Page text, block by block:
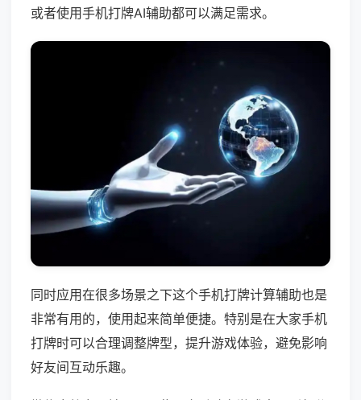
或者使用手机打牌AI辅助都可以满足需求。
同时应用在很多场景之下这个手机打牌计算辅助也是
非常有用的，使用起来简单便捷。特别是在大家手机
打牌时可以合理调整牌型，提升游戏体验，避免影响
好友间互动乐趣。